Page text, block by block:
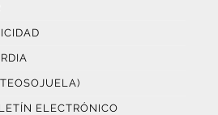
ELECTRÓNICO